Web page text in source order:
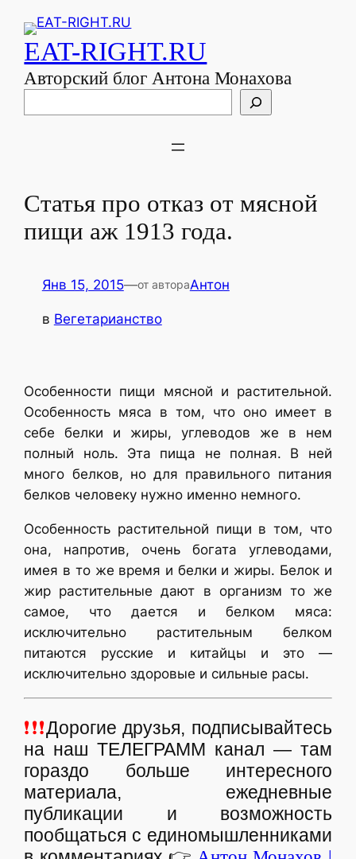
EAT-RIGHT.RU
Авторский блог Антона Монахова
Статья про отказ от мясной
пищи аж 1913 года.
Янв 15, 2015—от автораАнтон
в Вегетарианство
Особенности пищи мясной и растительной.
Особенность мяса в том, что оно имеет в
себе белки и жиры, углеводов же в нем
полный ноль. Эта пища не полная. В ней
много белков, но для правильного питания
белков человеку нужно именно немного.
Особенность растительной пищи в том, что
она, напротив, очень богата углеводами,
имея в то же время и белки и жиры. Белок и
жир растительные дают в организм то же
самое, что дается и белком мяса:
исключительно растительным белком
питаются русские и китайцы и это —
исключительно здоровые и сильные расы.
❗❗❗Дорогие друзья, подписывайтесь
на наш ТЕЛЕГРАММ канал — там
гораздо больше интересного
материала, ежедневные
публикации и возможность
пообщаться с единомышленниками